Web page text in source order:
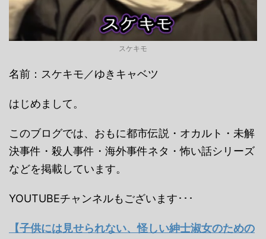
スケキモ
名前：スケキモ／ゆきキャベツ
はじめまして。
このブログでは、おもに都市伝説・オカルト・未解
決事件・殺人事件・海外事件ネタ・怖い話シリーズ
などを掲載しています。
YOUTUBEチャンネルもございます･･･
【子供には見せられない、怪しい紳士淑女のための